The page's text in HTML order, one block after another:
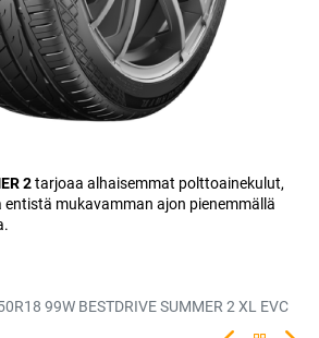
2tarjoaa alhaisemmat polttoainekulut,
mukavamman ajon pienemmällä
99W BESTDRIVE SUMMER 2 XL EVC